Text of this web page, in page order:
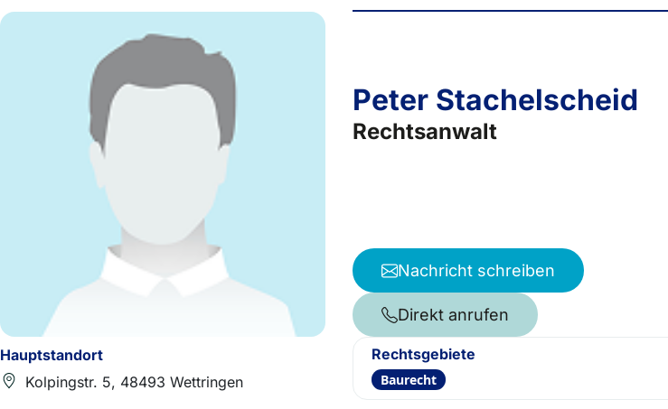
Hauptstandort
Kolpingstr. 5, 48493 Wettringen
Peter Stachelscheid
Rechtsanwalt
Nachricht schreiben
Direkt anrufen
Rechtsgebiete
Baurecht